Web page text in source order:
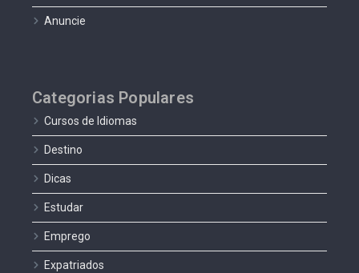
Anuncie
Categorias Populares
Cursos de Idiomas
Destino
Dicas
Estudar
Emprego
Expatriados